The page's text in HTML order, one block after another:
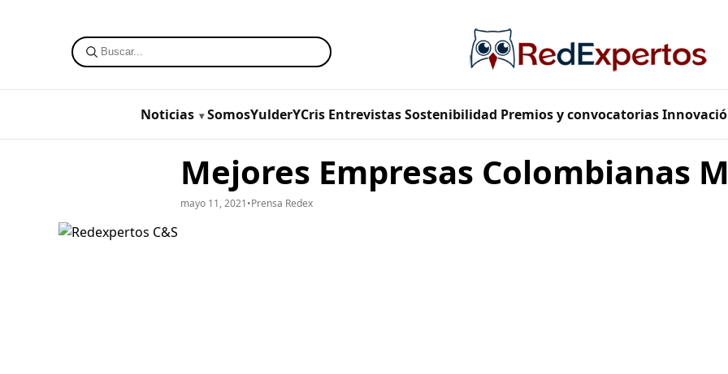
Noticias SomosYulderYCris Entrevistas Sostenibilidad Premios y convocatorias
Mejores Empresas Colombianas
mayo 11, 2021•Prensa Redex